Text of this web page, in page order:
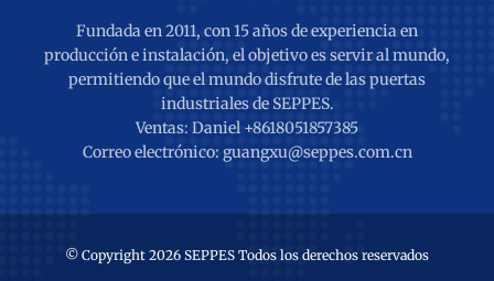
Fundada en 2011, con 15 años de experiencia en
producción e instalación, el objetivo es servir al mundo,
permitiendo que el mundo disfrute de las puertas
industriales de SEPPES.
Ventas: Daniel +8618051857385
Correo electrónico: guangxu@seppes.com.cn
© Copyright 2026 SEPPES Todos los derechos reservados